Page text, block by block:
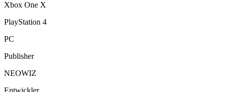
Xbox One X
PlayStation 4
PC
Publisher
NEOWIZ
Entwickler